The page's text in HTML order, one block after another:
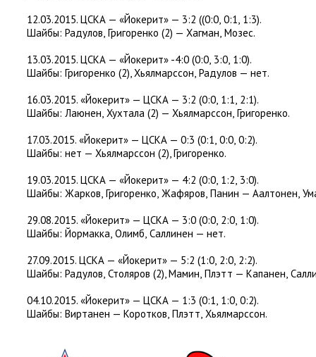
12.03.2015. ЦСКА — «Йокерит» — 3:2 ((0:0, 0:1, 1:3).
Шайбы: Радулов, Григоренко (2) — Хагман, Мозес.
13.03.2015. ЦСКА — «Йокерит» -4:0 (0:0, 3:0, 1:0).
Шайбы: Григоренко (2), Хьялмарссон, Радулов — нет.
16.03.2015. «Йокерит» — ЦСКА — 3:2 (0:0, 1:1, 2:1).
Шайбы: Лаюнен, Хухтала (2) — Хьялмарссон, Григоренко.
17.03.2015. «Йокерит» — ЦСКА — 0:3 (0:1, 0:0, 0:2).
Шайбы: нет — Хьялмарссон (2), Григоренко.
19.03.2015. ЦСКА — «Йокерит» — 4:2 (0:0, 1:2, 3:0).
Шайбы: Жарков, Григоренко, Жафяров, Панин — Аалтонен,
29.08.2015. «Йокерит» — ЦСКА — 3:0 (0:0, 2:0, 1:0).
Шайбы: Йормакка, Олимб, Саллинен — нет.
27.09.2015. ЦСКА — «Йокерит» — 5:2 (1:0, 2:0, 2:2).
Шайбы: Радулов, Столяров (2), Мамин, Плэтт — Капанен,
04.10.2015. «Йокерит» — ЦСКА — 1:3 (0:1, 1:0, 0:2).
Шайбы: Виртанен — Коротков, Плэтт, Хьялмарссон.